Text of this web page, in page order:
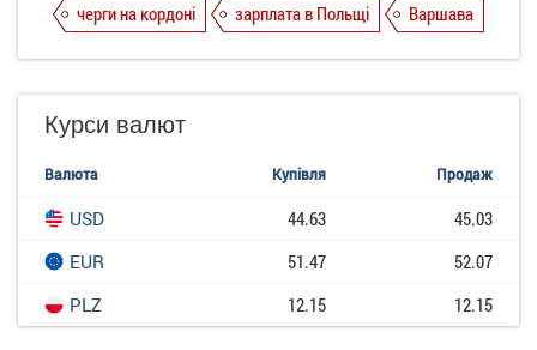
черги на кордоні
зарплата в Польщі Варшава
Курси валют
Валюта Купівля Продаж
USD 44.63
45.03
EUR
51.47
52.07
PLZ
12.15 12.15